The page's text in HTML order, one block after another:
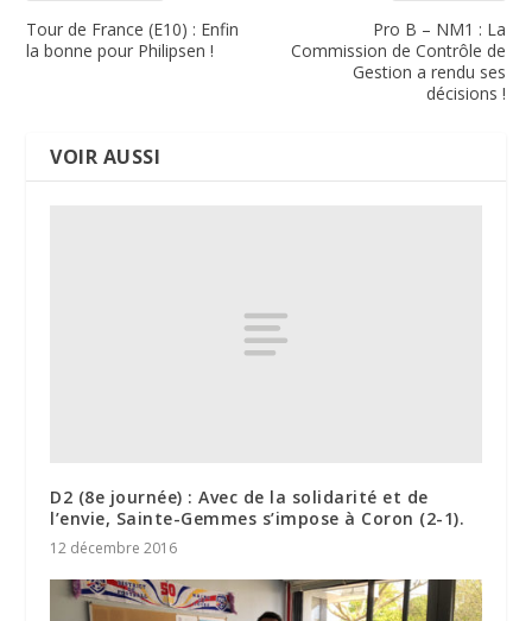
Tour de France (E10) : Enfin
la bonne pour Philipsen !
Pro B – NM1 : La
Commission de Contrôle de
Gestion a rendu ses
décisions !
VOIR AUSSI
D2 (8e journée) : Avec de la solidarité et de
l’envie, Sainte-Gemmes s’impose à Coron (2-1).
12 décembre 2016